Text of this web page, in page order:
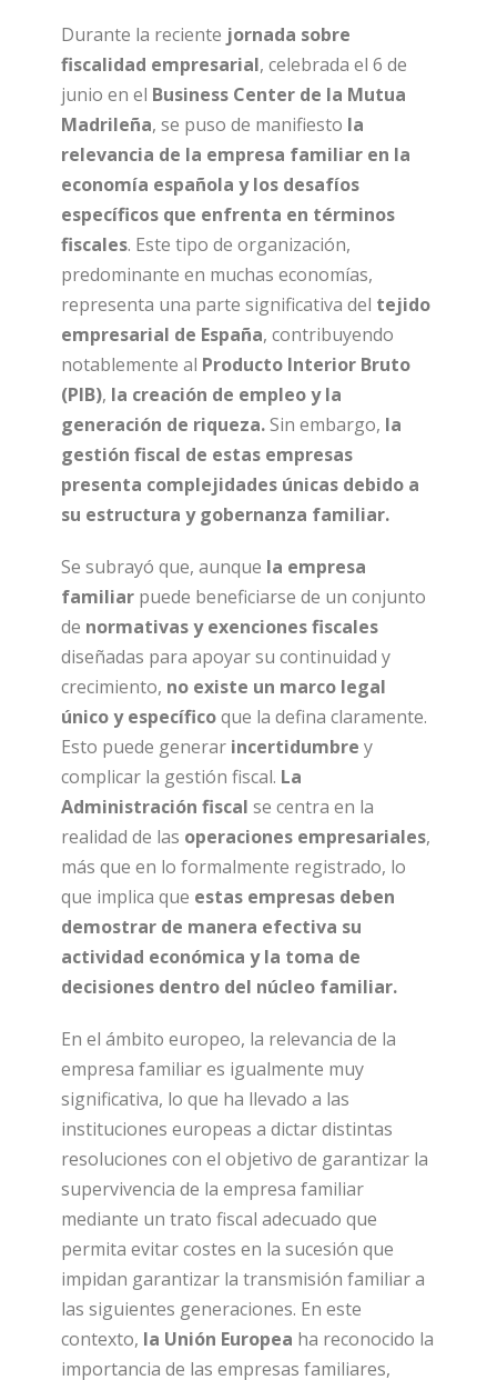
Durante la reciente jornada sobre
fiscalidad empresarial, celebrada el 6 de
junio en el Business Center de la Mutua
Madrileña, se puso de manifiesto la
relevancia de la empresa familiar en la
economía española y los desafíos
específicos que enfrenta en términos
fiscales. Este tipo de organización,
predominante en muchas economías,
representa una parte significativa del tejido
empresarial de España, contribuyendo
notablemente al Producto Interior Bruto
(PIB), la creación de empleo y la
generación de riqueza.Sin embargo, la
gestión fiscal de estas empresas
presenta complejidades únicas debido a
su estructura y gobernanza familiar.
Se subrayó que, aunque la empresa
familiar puede beneficiarse de un conjunto
de normativas y exenciones fiscales
diseñadas para apoyar su continuidad y
crecimiento, no existe un marco legal
único y específicoque la defina claramente.
Esto puede generar incertidumbre y
complicar la gestión fiscal. La
Administración fiscal se centra en la
realidad de las operaciones empresariales,
más que en lo formalmente registrado, lo
que implica que estas empresas deben
demostrar de manera efectiva su
actividad económica y la toma de
decisiones dentro del núcleo familiar.
En el ámbito europeo, la relevancia de la
empresa familiar es igualmente muy
significativa, lo que ha llevado a las
instituciones europeas a dictar distintas
resoluciones con el objetivo de garantizar la
supervivencia de la empresa familiar
mediante un trato fiscal adecuado que
permita evitar costes en la sucesión que
impidan garantizar la transmisión familiar a
las siguientes generaciones. En este
contexto, la Unión Europea ha reconocido la
importancia de las empresas familiares,